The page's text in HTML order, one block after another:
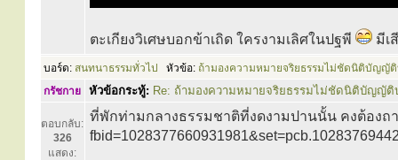
ตะเกียงวิเศษบอกข้าเถิด ใครงามเลิศในปฐพี มีเ
บอร์ด: สนทนาธรรมทั่วไป หัวข้อ: ถ้ามองความหมายจริยธรรมไม่ชัดนิติบัญญัติ
กรัชกาย
หัวข้อกระทู้: Re: ถ้ามองความหมายจริยธรรมไม่ชัดนิติบัญญัติ
ตอบกลับ:
326
แสดง:
ที่พักท่ามกลางธรรมชาติที่งดงามปานนั้น คงต้องถา